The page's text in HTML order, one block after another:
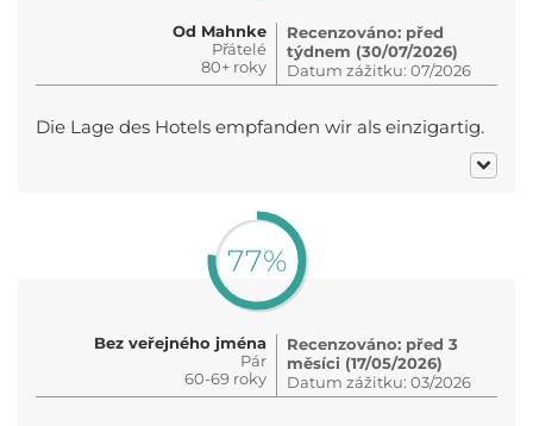
Od Mahnke
Přátelé
80+ roky
Recenzováno: před
týdnem (30/07/2026)
Datum zážitku: 07/2026
Die Lage des Hotels empfanden wir als einzigartig.
77%
Bez veřejného jména
Pár
60-69 roky
Recenzováno: před 3
měsíci (17/05/2026)
Datum zážitku: 03/2026